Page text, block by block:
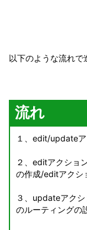
以下のような流れで
流れ
１、edit/update
２、editアクショ
の作成/editアクシ
３、updateアク
のルーティングの